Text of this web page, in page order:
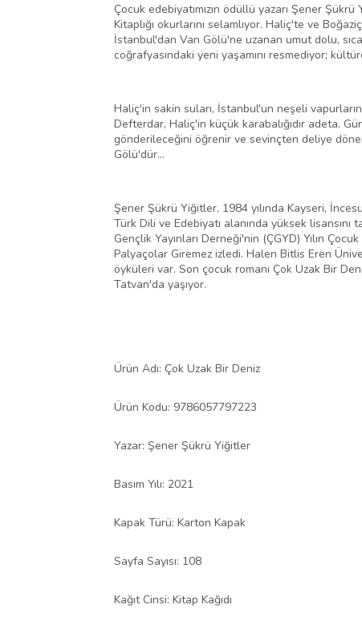
Çocuk edebiyatımızın ödüllü yazarı Şener
Kitaplığı okurlarını selamlıyor. Haliç'te ve
İstanbul'dan Van Gölü'ne uzanan umut dolu,
coğrafyasındaki yeni yaşamını resmediyor;
Haliç'in sakin suları, İstanbul'un neşeli
Defterdar, Haliç'in küçük karabalığıdır adeta.
gönderileceğini öğrenir ve sevinçten deliye
Gölü'dür…
Şener Şükrü Yiğitler, 1984 yılında Kayseri,
Türk Dili ve Edebiyatı alanında yüksek
Gençlik Yayınları Derneği'nin (ÇGYD) Yılın
Palyaçolar Giremez izledi. Halen Bitlis Eren
öyküleri var. Son çocuk romanı Çok Uzak Bir
Tatvan'da yaşıyor.
Ürün Adı: Çok Uzak Bir Deniz
Ürün Kodu: 9786057797223
Yazar: Şener Şükrü Yiğitler
Basım Yılı: 2021
Kapak Türü: Karton Kapak
Sayfa Sayısı: 108
Kağıt Cinsi: Kitap Kağıdı